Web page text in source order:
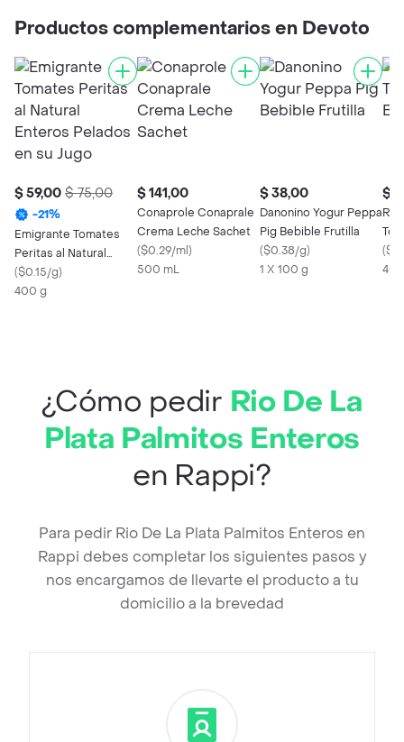
Productos complementarios en Devoto
$ 59,00 $ 75,00
-21%
Emigrante Tomates
Peritas al Natural
Enteros Pelados en su
Jugo
($0.15/g)
400 g
$ 141,00
Conaprole Conaprale
Crema Leche Sachet
($0.29/ml)
500 mL
$ 38,00
Danonino Yogur Peppa
Pig Bebible Frutilla
($0.38/g)
1 X 100 g
$
Rio
(
¿Cómo pedir Rio De La
Plata Palmitos Enteros
en Rappi?
Para pedir Rio De La Plata Palmitos Enteros en
Rappi debes completar los siguientes pasos y
nos encargamos de llevarte el producto a tu
domicilio a la brevedad